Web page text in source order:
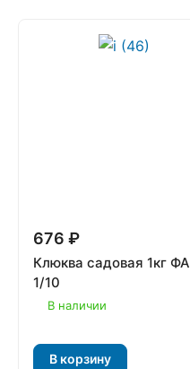
676 ₽
Клюква садовая 1кг ФА
1/10
В наличии
В корзину